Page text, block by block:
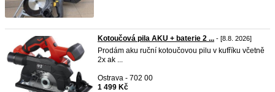
Kotoučová pila AKU + baterie 2 ... - [8.8. 2026]
Prodám aku ruční kotoučovou pilu v kufříku včetně
2x ak ...
Ostrava - 702 00
1 499 Kč